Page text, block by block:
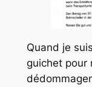
Quand je
guichet pour